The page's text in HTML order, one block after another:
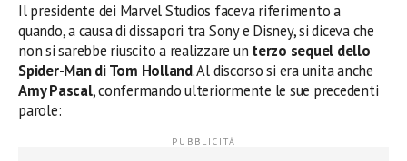
Il presidente dei Marvel Studios faceva riferimento a
quando, a causa di dissapori tra Sony e Disney, si diceva che
non si sarebbe riuscito a realizzare un terzo sequel dello
Spider-Man di Tom Holland. Al discorso si era unita anche
Amy Pascal, confermando ulteriormente le sue precedenti
parole: